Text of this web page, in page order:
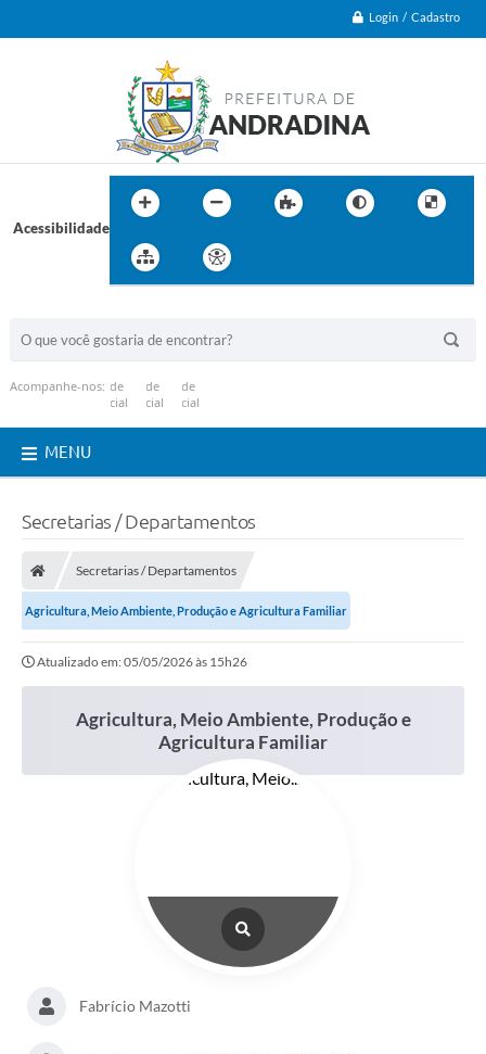
Login / Cadastro
Acessibilidade
Acompanhe-nos:
MENU
Secretarias / Departamentos
Secretarias / Departamentos
Agricultura, Meio Ambiente, Produção e Agricultura Familiar
Atualizado em: 05/05/2026 às 15h26
Agricultura, Meio Ambiente, Produção e
Agricultura Familiar
Fabrício Mazotti